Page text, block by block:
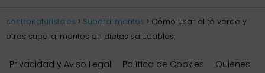
centronaturista.es Superalimentos
Cómo usar el té verde y
otros superalimentos en dietas saludables
Privacidad y Aviso Legal Política de Cookies
Quiénes